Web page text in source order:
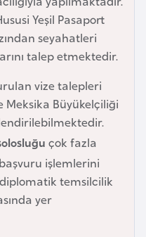
Yeşil Pasaport
seyahatleri
talep etmektedir.
vize talepleri
Meksika Büyükelçiliği
çok fazla
işlemlerini
temsilcilik
yer